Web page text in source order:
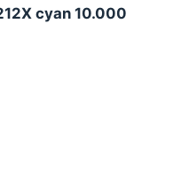
cyan 10.000